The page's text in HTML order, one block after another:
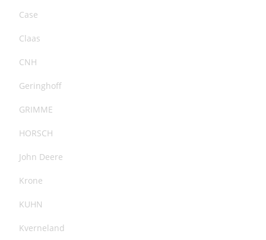
Case
Claas
CNH
Geringhoff
GRIMME
HORSCH
John Deere
Krone
KUHN
Kverneland